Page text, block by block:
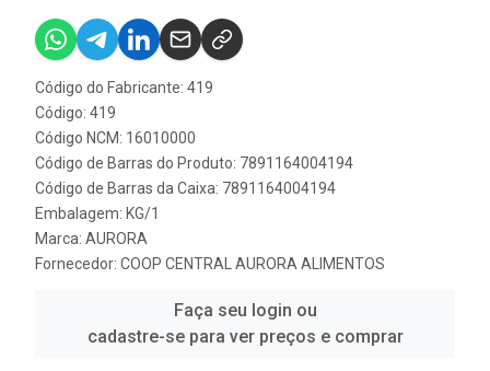
Código do Fabricante: 419
Código: 419
Código NCM: 16010000
Código de Barras do Produto: 7891164004194
Código de Barras da Caixa: 7891164004194
Embalagem: KG/1
Marca: AURORA
Fornecedor: COOP CENTRAL AURORA ALIMENTOS
Faça seu login ou
cadastre-se para ver preços e comprar